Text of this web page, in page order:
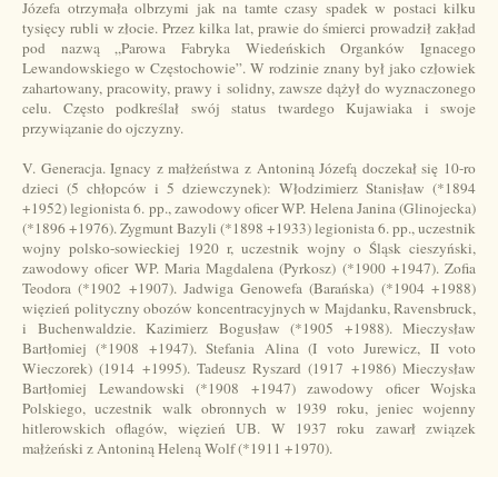
Józefa otrzymała olbrzymi jak na tamte czasy spadek w postaci kilku
tysięcy rubli w złocie. Przez kilka lat, prawie do śmierci prowadził zakład
pod nazwą „Parowa Fabryka Wiedeńskich Organków Ignacego
Lewandowskiego w Częstochowie”. W rodzinie znany był jako człowiek
zahartowany, pracowity, prawy i solidny, zawsze dążył do wyznaczonego
celu. Często podkreślał swój status twardego Kujawiaka i swoje
przywiązanie do ojczyzny.
V. Generacja. Ignacy z małżeństwa z Antoniną Józefą doczekał się 10-ro
dzieci (5 chłopców i 5 dziewczynek): Włodzimierz Stanisław (*1894
+1952) legionista 6. pp., zawodowy oficer WP. Helena Janina (Glinojecka)
(*1896 +1976). Zygmunt Bazyli (*1898 +1933) legionista 6. pp., uczestnik
wojny polsko-sowieckiej 1920 r, uczestnik wojny o Śląsk cieszyński,
zawodowy oficer WP. Maria Magdalena (Pyrkosz) (*1900 +1947). Zofia
Teodora (*1902 +1907). Jadwiga Genowefa (Barańska) (*1904 +1988)
więzień polityczny obozów koncentracyjnych w Majdanku, Ravensbruck,
i Buchenwaldzie. Kazimierz Bogusław (*1905 +1988). Mieczysław
Bartłomiej (*1908 +1947). Stefania Alina (I voto Jurewicz, II voto
Wieczorek) (1914 +1995). Tadeusz Ryszard (1917 +1986) Mieczysław
Bartłomiej Lewandowski (*1908 +1947) zawodowy oficer Wojska
Polskiego, uczestnik walk obronnych w 1939 roku, jeniec wojenny
hitlerowskich oflagów, więzień UB. W 1937 roku zawarł związek
małżeński z Antoniną Heleną Wolf (*1911 +1970).